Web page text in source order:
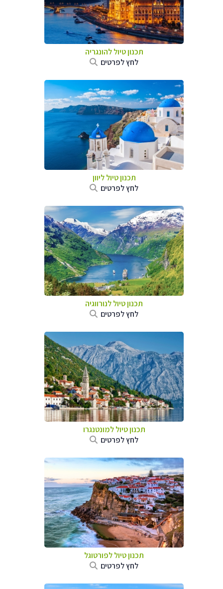
תכנון טיול להונגריה
לחץ לפרטים
תכנון טיול ליוון
לחץ לפרטים
תכנון טיול לנורווגיה
לחץ לפרטים
תכנון טיול למונטנגרו
לחץ לפרטים
תכנון טיול לפורטוגל
לחץ לפרטים